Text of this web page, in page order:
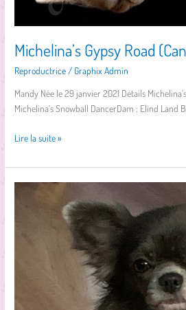
Michelina’s Gypsy Road
Reproductrice / Graphix Admin
Mandy Née le 29 janvier 2021 Détails
Michelina’s Snowball DancerDam : Elind Land
Lire la suite »
Michelina’s
Dancer